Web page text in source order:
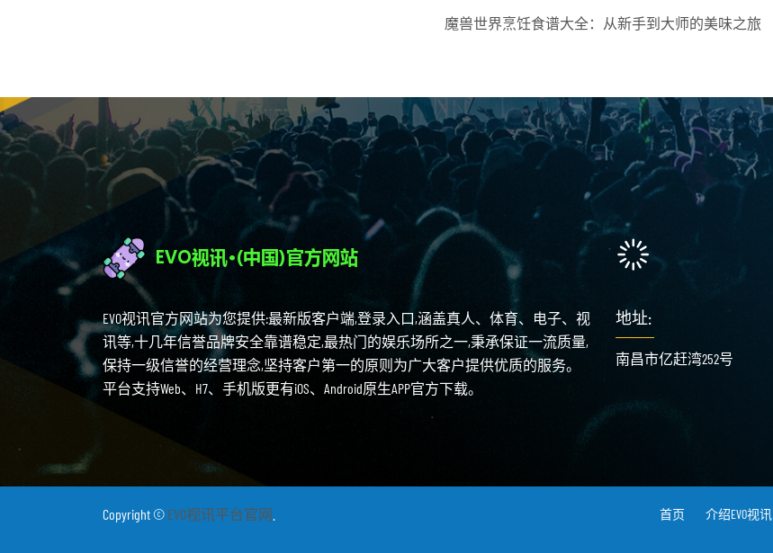
魔兽世界烹饪食谱大全：从新手到大师的美味之旅
EVO视讯官方网站为您提供:最新版客户端,登录入口,涵盖真人、体育、电子、视
讯等,十几年信誉品牌安全靠谱稳定,最热门的娱乐场所之一,秉承保证一流质量,
保持一级信誉的经营理念,坚持客户第一的原则为广大客户提供优质的服务。
平台支持Web、H7、手机版更有iOS、Android原生APP官方下载。
地址:
南昌市亿赶湾252号
Copyright © EVO视讯平台官网 首页 介绍EVO视讯